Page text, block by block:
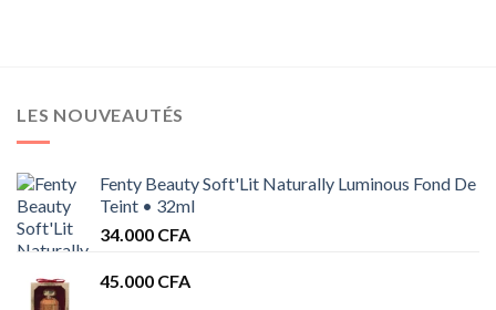
LES NOUVEAUTÉS
Fenty Beauty Soft'Lit Naturally Luminous Fond De
Teint • 32ml
34.000 CFA
45.000 CFA